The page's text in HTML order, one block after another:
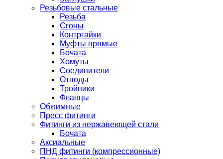
Резьбовые стальные
Резьба
Сгоны
Контргайки
Муфты прямые
Бочата
Хомуты
Соединители
Отводы
Тройники
Фланцы
Обжимные
Пресс фитинги
Фитинги из нержавеющей стали
Бочата
Аксиальные
ПНД фитинги (компрессионные)